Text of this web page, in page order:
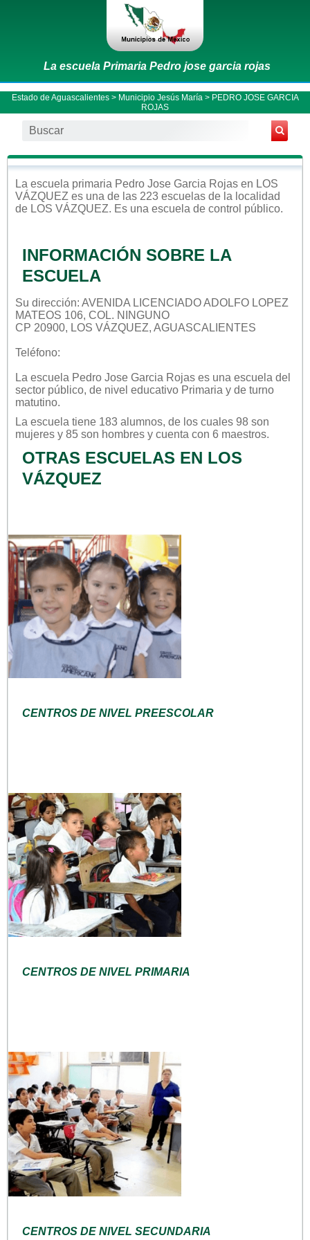
La escuela Primaria Pedro jose garcia rojas
Estado de Aguascalientes> Municipio Jesús María > PEDRO JOSE GARCIA
ROJAS
La escuela primaria Pedro Jose Garcia Rojas en LOS
VÁZQUEZ es una de las 223 escuelas de la localidad
de LOS VÁZQUEZ. Es una escuela de control público.
INFORMACIÓN SOBRE LA
ESCUELA
Su dirección: AVENIDA LICENCIADO ADOLFO LOPEZ
MATEOS 106, COL. NINGUNO
CP 20900, LOS VÁZQUEZ, AGUASCALIENTES
Teléfono:
La escuela Pedro Jose Garcia Rojas es una escuela del
sector público, de nivel educativo Primaria y de turno
matutino.
La escuela tiene 183 alumnos, de los cuales 98 son
mujeres y 85 son hombres y cuenta con 6 maestros.
OTRAS ESCUELAS EN LOS
VÁZQUEZ
CENTROS DE NIVEL PREESCOLAR
CENTROS DE NIVEL PRIMARIA
CENTROS DE NIVEL SECUNDARIA